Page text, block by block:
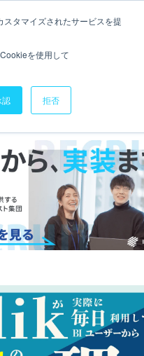
タマイズされたサービスを提
を使用して
認 拒否
道場 お役立ち資料